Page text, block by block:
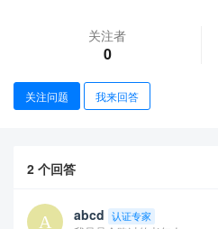
关注者
0
关注问题 我来回答
2 个回答
abcd 认证专家